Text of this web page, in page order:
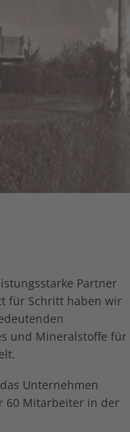
Partner
für Schritt haben wir
und Mineralstoffe für
Unternehmen
60 Mitarbeiter in der